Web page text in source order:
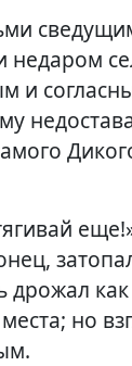
недаром
и
дрожал
но